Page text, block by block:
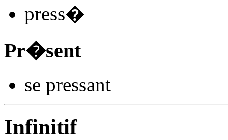
press�
Pr�sent
se pressant
Infinitif